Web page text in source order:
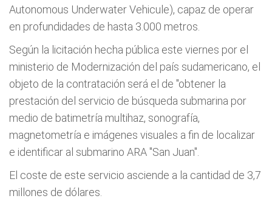
Autonomous Underwater Vehicule), capaz de operar
en profundidades de hasta 3.000 metros.
Según la licitación hecha pública este viernes por el
ministerio de Modernización del país sudamericano, el
objeto de la contratación será el de "obtener la
prestación del servicio de búsqueda submarina por
medio de batimetría multihaz, sonografía,
magnetometría e imágenes visuales a fin de localizar
e identificar al submarino ARA "San Juan".
El coste de este servicio asciende a la cantidad de 3,7
millones de dólares.